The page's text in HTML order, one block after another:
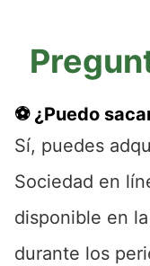
⚽ ¿Puedo
Sí, puedes
Sociedad en
disponible en
durante los